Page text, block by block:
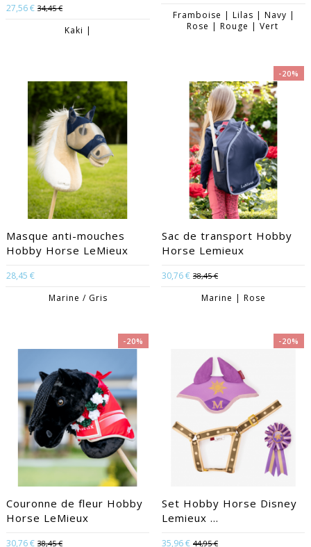
27,56 € 34,45 €
Kaki |
Framboise | Lilas | Navy |
Rose | Rouge | Vert
Masque anti-mouches
Hobby Horse LeMieux
28,45 €
Marine / Gris
-20%
Sac de transport Hobby
Horse Lemieux
30,76 € 38,45 €
Marine | Rose
-20%
Couronne de fleur Hobby
Horse LeMieux
30,76 € 38,45 €
-20%
Set Hobby Horse Disney
Lemieux ...
35,96 € 44,95 €